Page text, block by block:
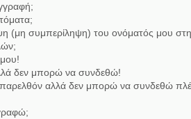
(μη συμπερίληψη) του ονόματός μου στη
δεν μπορώ να συνδεθώ!
αλλά δεν μπορώ να συνδεθώ